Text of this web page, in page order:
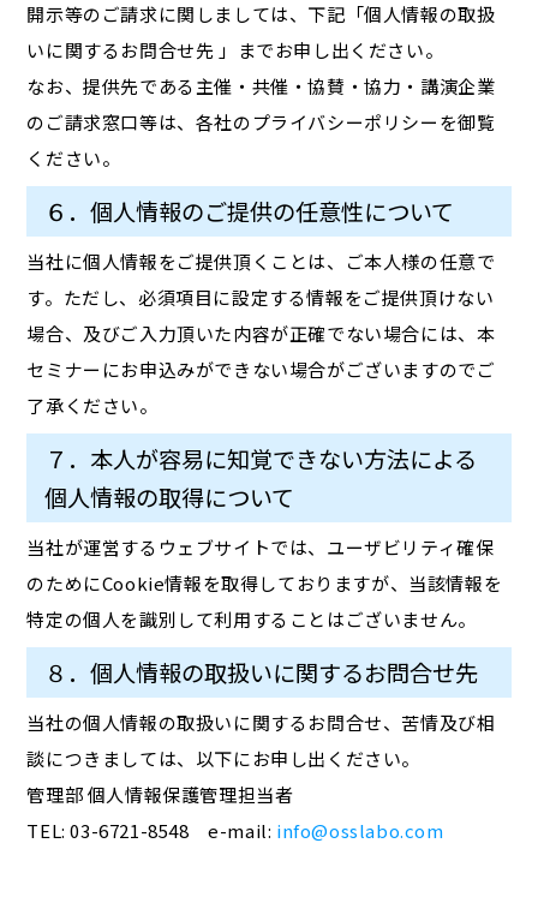
開示等のご請求に関しましては、下記「個人情報の取扱
いに関するお問合せ先 」までお申し出ください。
なお、提供先である主催・共催・協賛・協力・講演企業
のご請求窓口等は、各社のプライバシーポリシーを御覧
ください。
６．個人情報のご提供の任意性について
当社に個人情報をご提供頂くことは、ご本人様の任意で
す。ただし、必須項目に設定する情報をご提供頂けない
場合、及びご入力頂いた内容が正確でない場合には、本
セミナーにお申込みができない場合がございますのでご
了承ください。
７．本人が容易に知覚できない方法による
個人情報の取得について
当社が運営するウェブサイトでは、ユーザビリティ確保
のためにCookie情報を取得しておりますが、当該情報を
特定の個人を識別して利用することはございません。
８．個人情報の取扱いに関するお問合せ先
当社の個人情報の取扱いに関するお問合せ、苦情及び相
談につきましては、以下にお申し出ください。
管理部 個人情報保護管理担当者
TEL: 03-6721-8548 e-mail: info@osslabo.com